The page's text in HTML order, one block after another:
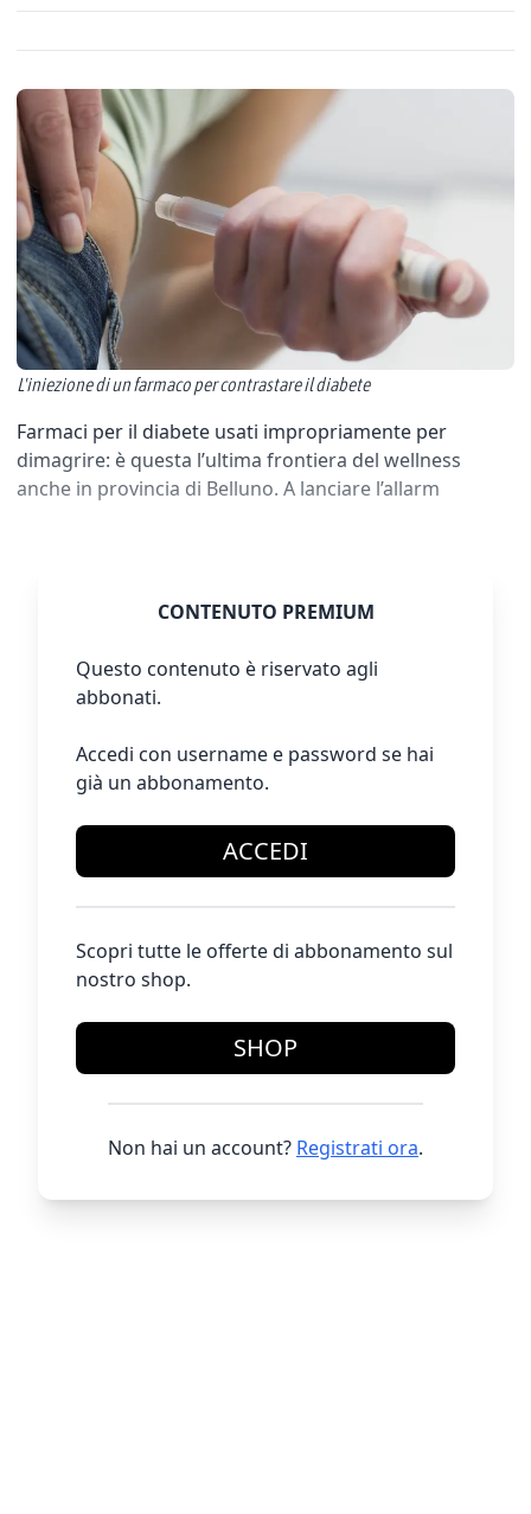
L'iniezione di un farmaco per contrastare il diabete
Farmaci per il diabete usati impropriamente per
dimagrire: è questa l’ultima frontiera del wellness
anche in provincia di Belluno. A lanciare l’allarm
CONTENUTO PREMIUM
Questo contenuto è riservato agli
abbonati.
Accedi con username e password se hai
già un abbonamento.
ACCEDI
Scopri tutte le offerte di abbonamento sul
nostro shop.
SHOP
Non hai un account? Registrati ora.